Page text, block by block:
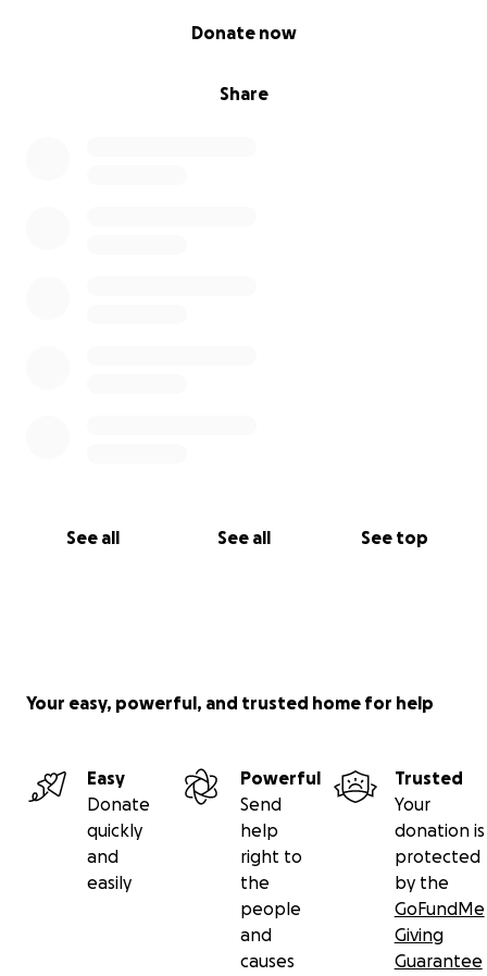
Share
Donate now
See all See all See top
Your easy, powerful, and trusted home for help
Easy
Donate
quickly
and
easily
Powerful
Send
help
right to
the
people
and
causes
Trusted
Your
donation is
protected
by the
GoFundMe
Giving
Guarantee